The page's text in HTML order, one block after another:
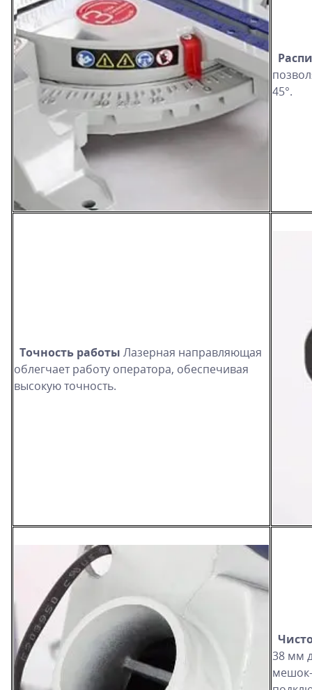
45°.
Точность работы Лазерная направляющая
облегчает работу оператора, обеспечивая
высокую точность.
38 мм